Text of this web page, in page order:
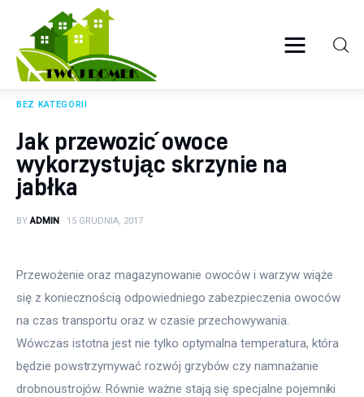
Twój domek
TWOJE ŻYCIE
Ogród
Budowa
BEZ KATEGORII
Jak przewozić owoce
wykorzystując skrzynie na
jabłka
BY ADMIN 15 GRUDNIA, 2017
Przewożenie oraz magazynowanie owoców i warzyw wiąże
się z koniecznością odpowiedniego zabezpieczenia owoców
na czas transportu oraz w czasie przechowywania.
Wówczas istotna jest nie tylko optymalna temperatura, która
będzie powstrzymywać rozwój grzybów czy namnażanie
drobnoustrojów. Równie ważne stają się specjalne pojemniki